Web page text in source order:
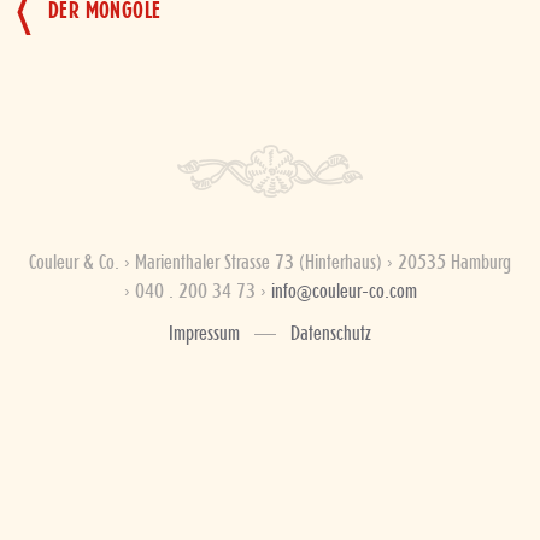
DER MONGOLE
Couleur & Co. › Marienthaler Strasse 73 (Hinterhaus) › 20535 Hamburg
› 040 . 200 34 73 › info@couleur-co.com
Impressum
Datenschutz